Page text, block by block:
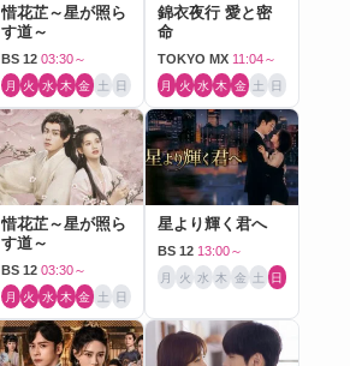
惜花芷～星が照ら
す道～
BS 12 03:30～
月 火 水 木 金 土 日
錦衣夜行 愛と密
命
TOKYO MX 11:04～
月 火 水 木 金 土 日
惜花芷～星が照ら
す道～
BS 12 03:30～
月 火 水 木 金 土 日
星より輝く君へ
BS 12 13:00～
月 火 水 木 金 土 日